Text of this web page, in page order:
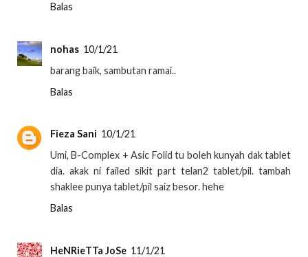
Balas
nohas 10/1/21
barang baik, sambutan ramai..
Balas
Fieza Sani 10/1/21
Umi, B-Complex + Asic Folid tu boleh kunyah dak tablet
dia. akak ni failed sikit part telan2 tablet/pil. tambah
shaklee punya tablet/pil saiz besor. hehe
Balas
HeNRieTTa JoSe 11/1/21